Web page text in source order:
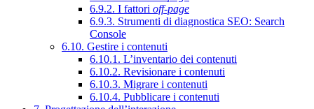
6.9.2. I fattori off-page
6.9.3. Strumenti di diagnostica SEO: Search
Console
6.10. Gestire i contenuti
6.10.1. L’inventario dei contenuti
6.10.2. Revisionare i contenuti
6.10.3. Migrare i contenuti
6.10.4. Pubblicare i contenuti